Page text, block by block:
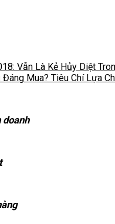
Vẫn Là Kẻ Hủy Diệt
Mua? Tiêu Chí Lựa
doanh